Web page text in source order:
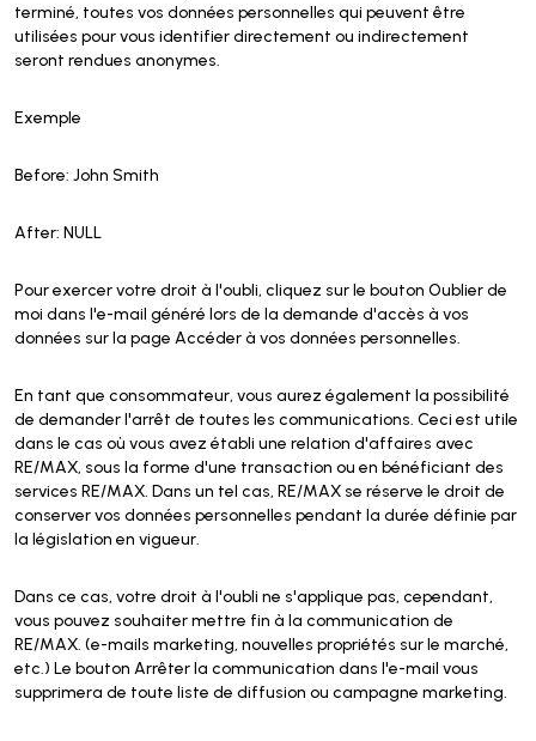
terminé, toutes vos données personnelles qui peuvent être
utilisées pour vous identifier directement ou indirectement
seront rendues anonymes.
Exemple
Before: John Smith
After: NULL
Pour exercer votre droit à l'oubli, cliquez sur le bouton Oublier de
moi dans l'e-mail généré lors de la demande d'accès à vos
données sur la page Accéder à vos données personnelles.
En tant que consommateur, vous aurez également la possibilité
de demander l'arrêt de toutes les communications. Ceci est utile
dans le cas où vous avez établi une relation d'affaires avec
RE/MAX, sous la forme d'une transaction ou en bénéficiant des
services RE/MAX. Dans un tel cas, RE/MAX se réserve le droit de
conserver vos données personnelles pendant la durée définie par
la législation en vigueur.
Dans ce cas, votre droit à l'oubli ne s'applique pas, cependant,
vous pouvez souhaiter mettre fin à la communication de
RE/MAX. (e-mails marketing, nouvelles propriétés sur le marché,
etc.) Le bouton Arrêter la communication dans l'e-mail vous
supprimera de toute liste de diffusion ou campagne marketing.